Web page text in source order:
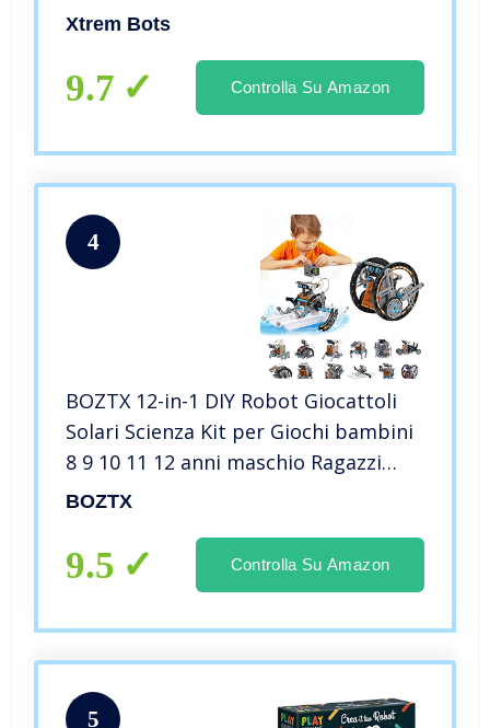
Robot Programmabile | Robot
Xtrem Bots
9.7 Controlla Su Amazon
4
BOZTX 12-in-1 DIY Robot Giocattoli
Solari Scienza Kit per Giochi bambini
8 9 10 11 12 anni maschio Ragazzi
Regali Robot Building Kit Giocattoli
Compleanno
BOZTX
9.5 Controlla Su Amazon
5